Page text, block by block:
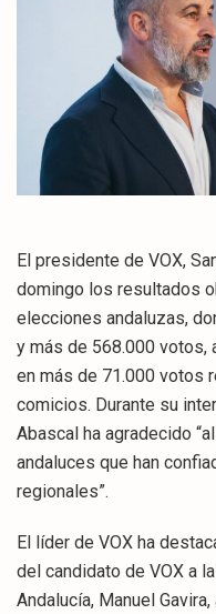
El presidente de VOX,
domingo los resultados
elecciones andaluzas,
y más de 568.000 votos,
en más de 71.000 votos
comicios. Durante su
Abascal ha agradecido
andaluces que han
regionales”.
El líder de VOX ha
del candidato de VOX a
Andalucía, Manuel